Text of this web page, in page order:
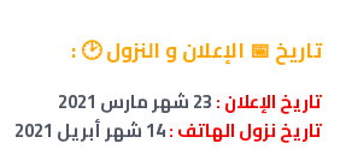
تاريخ 📅 الإعلان و النزول 🕑 :
تاريخ الإعلان :
تاريخ نزول الهاتف :14 شهر أبريل 2021